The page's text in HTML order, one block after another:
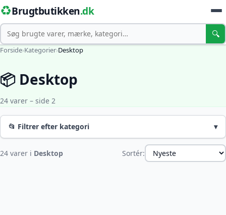
♻️Brugtbutikken.dk
Søg 🔍
Forside›Kategorier›Desktop
📦 Desktop
24 varer – side 2
📂 Filtrer efter kategori ▾
24 varer i Desktop Sortér: